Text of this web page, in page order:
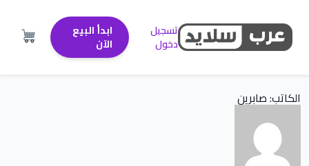
تسجيل
دخول
ابدأ البيع
الآن
الكاتب:صابرين